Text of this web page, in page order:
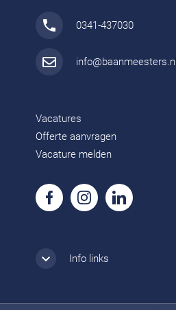
0341-437030
info@baanmeesters.nl
Vacatures
Offerte aanvragen
Vacature melden
Info links